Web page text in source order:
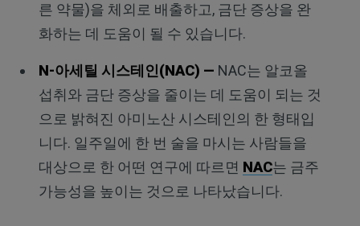
른 약물)을 체외로 배출하고, 금단 증상을 완
화하는 데 도움이 될 수 있습니다.
N-아세틸 시스테인(NAC) — NAC는 알코올
섭취와 금단 증상을 줄이는 데 도움이 되는 것
으로 밝혀진 아미노산 시스테인의 한 형태입
니다. 일주일에 한 번 술을 마시는 사람들을
대상으로 한 어떤 연구에 따르면 NAC는 금주
가능성을 높이는 것으로 나타났습니다.